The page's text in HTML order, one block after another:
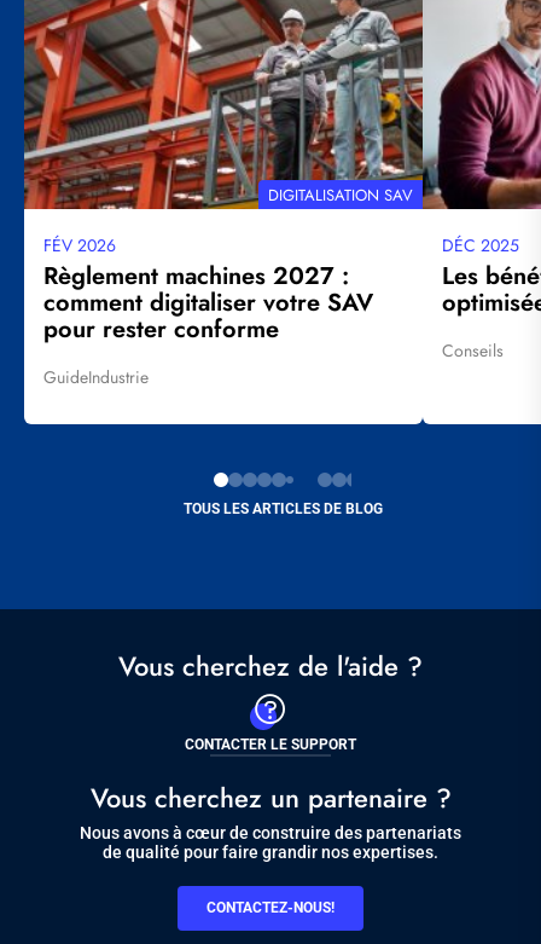
TOUS LES ARTICLES DE BLOG
THÉMATIQUE
DIGITALISATION SAV
Date
mise
à
jour
FÉV 2026
Règlement machines 2027 :
comment digitaliser votre SAV
pour rester conforme
Tags
GuideIndustrie
Date
mise
à
jour
DÉC 2025
Les
Tags
Conseils
Vous cherchez de l'aide ?
CONTACTER LE SUPPORT
Vous cherchez un partenaire ?
Nous avons à cœur de construire des partenariats
de qualité pour faire grandir nos expertises.
CONTACTEZ-NOUS!